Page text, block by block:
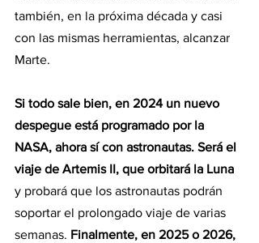
también, en la próxima década y casi
con las mismas herramientas, alcanzar
Marte.
Si todo sale bien, en 2024 un nuevo
despegue está programado por la
NASA, ahora sí con astronautas. Será el
viaje de Artemis II, que orbitará la Luna
y probará que los astronautas podrán
soportar el prolongado viaje de varias
semanas. Finalmente, en 2025 o 2026,